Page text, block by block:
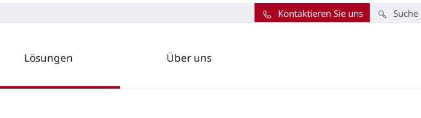
Lösungen Über uns
Suche
Kontaktieren Sie uns